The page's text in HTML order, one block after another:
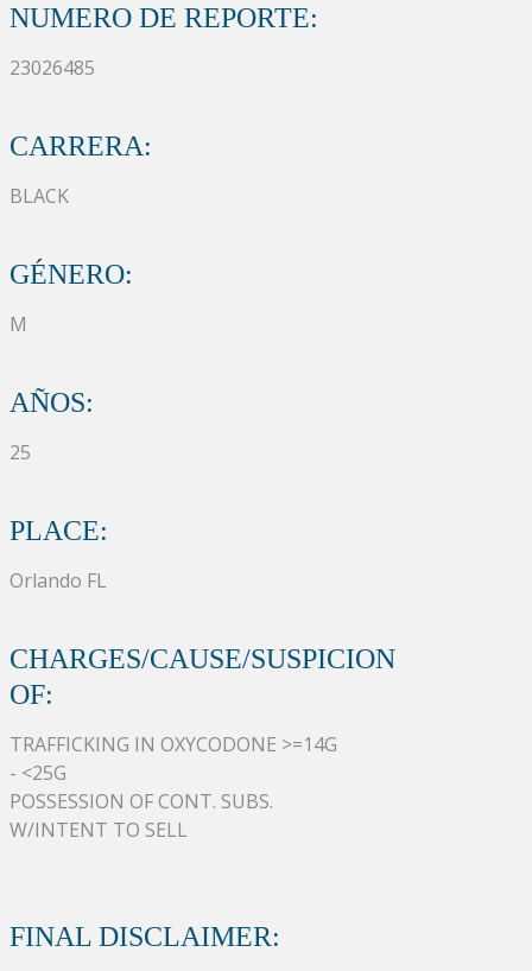
NUMERO DE REPORTE:
23026485
CARRERA:
BLACK
GÉNERO:
M
AÑOS:
25
PLACE:
Orlando FL
CHARGES/CAUSE/SUSPICION
OF:
TRAFFICKING IN OXYCODONE >=14G
- <25G
POSSESSION OF CONT. SUBS.
W/INTENT TO SELL
FINAL DISCLAIMER: